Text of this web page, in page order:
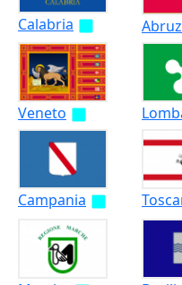
Calabria
Veneto
Campania